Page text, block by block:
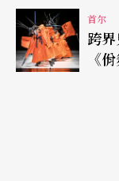
首尔
跨
《